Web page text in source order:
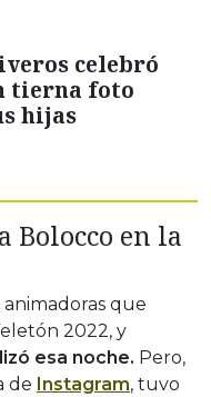
celebró
tierna foto
hijas
Bolocco en la
que
2022, y
esa noche. Pero,
de Instagram, tuvo